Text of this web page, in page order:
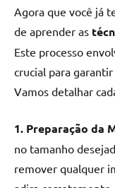
Agora que você já
de aprender as
Este processo
crucial para
Vamos detalhar
1. Preparação da
no tamanho
remover qualquer